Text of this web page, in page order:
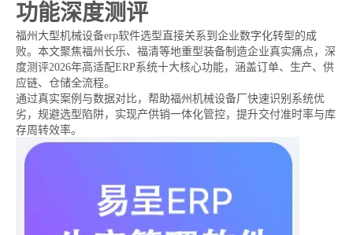
功能深度测评
福州大型机械设备erp软件选型直接关系到企业数字化转型的成
败。本文聚焦福州长乐、福清等地重型装备制造企业真实痛点，深
度测评2026年高适配ERP系统十大核心功能，涵盖订单、生产、供
应链、仓储全流程。
通过真实案例与数据对比，帮助福州机械设备厂快速识别系统优
劣，规避选型陷阱，实现产供销一体化管控，提升交付准时率与库
存周转效率。